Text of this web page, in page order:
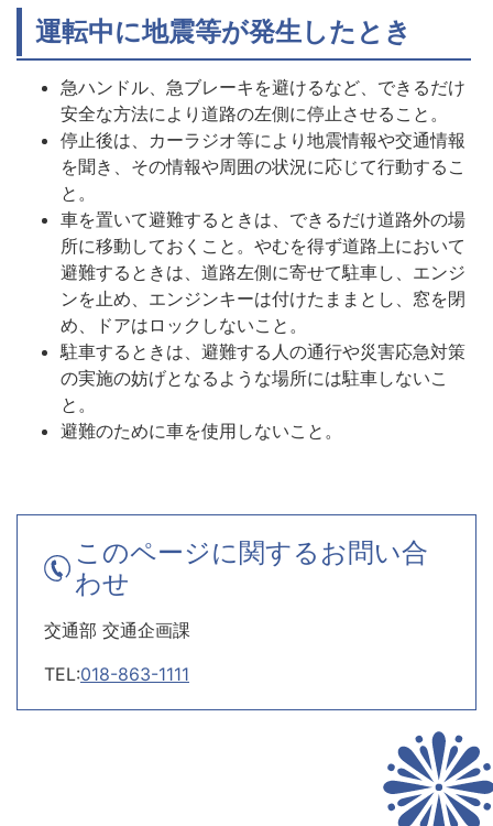
運転中に地震等が発生したとき
急ハンドル、急ブレーキを避けるなど、できるだけ
安全な方法により道路の左側に停止させること。
停止後は、カーラジオ等により地震情報や交通情報
を聞き、その情報や周囲の状況に応じて行動するこ
と。
車を置いて避難するときは、できるだけ道路外の場
所に移動しておくこと。やむを得ず道路上において
避難するときは、道路左側に寄せて駐車し、エンジ
ンを止め、エンジンキーは付けたままとし、窓を閉
め、ドアはロックしないこと。
駐車するときは、避難する人の通行や災害応急対策
の実施の妨げとなるような場所には駐車しないこ
と。
避難のために車を使用しないこと。
このページに関するお問い合
わせ
交通部 交通企画課
TEL:018-863-1111